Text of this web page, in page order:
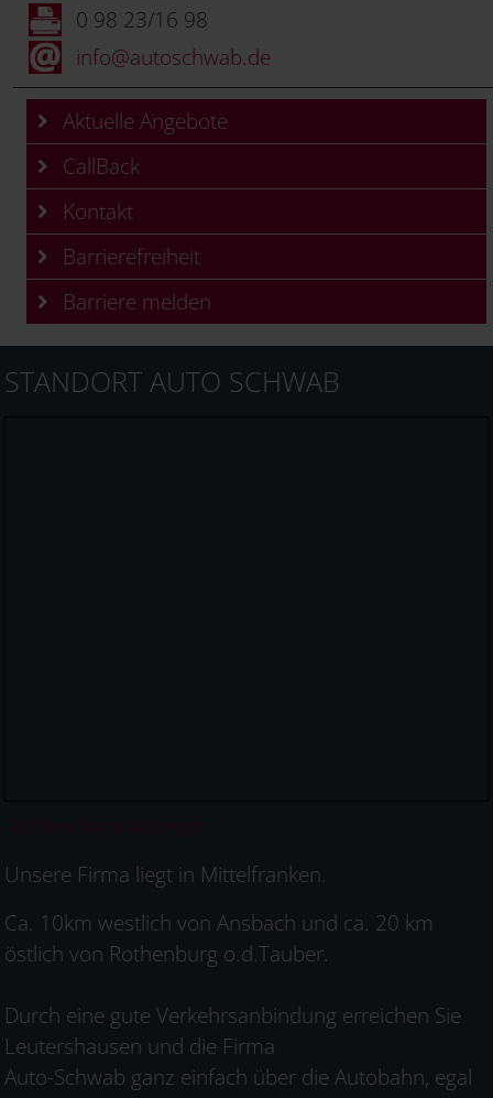
0 98 23/16 98
info@autoschwab.de
Aktuelle Angebote
CallBack
Kontakt
Barrierefreiheit
Barriere melden
STANDORT AUTO SCHWAB
Größere Karte anzeigen
Unsere Firma liegt in Mittelfranken.
Ca. 10km westlich von Ansbach und ca. 20 km
östlich von Rothenburg o.d.Tauber.
Durch eine gute Verkehrsanbindung erreichen Sie
Leutershausen und die Firma
Auto-Schwab ganz einfach über die Autobahn, egal